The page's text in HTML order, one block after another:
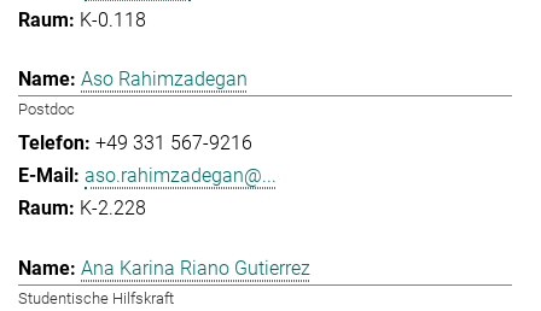
K-0.118
Aso Rahimzadegan
Postdoc
+49 331 567-9216
aso.rahimzadegan@...
K-2.228
Ana Karina Riano Gutierrez
Studentische Hilfskraft